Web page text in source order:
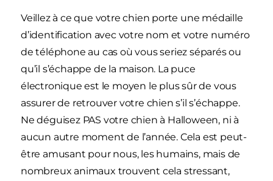
Veillez à ce que votre chien porte une médaille
d’identification avec votre nom et votre numéro
de téléphone au cas où vous seriez séparés ou
qu’il s’échappe de la maison. La puce
électronique est le moyen le plus sûr de vous
assurer de retrouver votre chien s’il s’échappe.
Ne déguisez PAS votre chien à Halloween, ni à
aucun autre moment de l’année. Cela est peut-
être amusant pour nous, les humains, mais de
nombreux animaux trouvent cela stressant,